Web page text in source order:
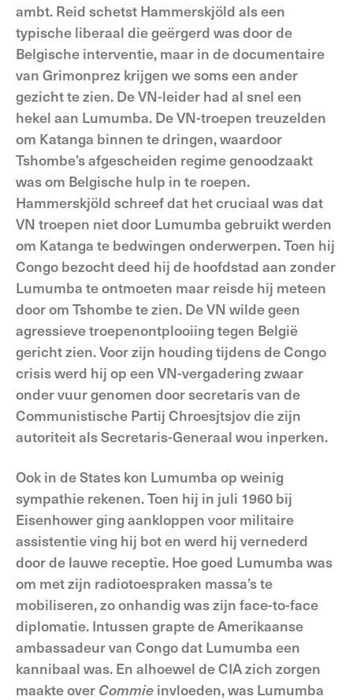
ambt. Reid schetst Hammerskjöld als een
typische liberaal die geërgerd was door de
Belgische interventie, maar in de documentaire
van Grimonprez krijgen we soms een ander
gezicht te zien. De VN-leider had al snel een
hekel aan Lumumba. De VN-troepen treuzelden
om Katanga binnen te dringen, waardoor
Tshombe’s afgescheiden regime genoodzaakt
was om Belgische hulp in te roepen.
Hammerskjöld schreef dat het cruciaal was dat
VN troepen niet door Lumumba gebruikt werden
om Katanga te bedwingen onderwerpen. Toen hij
Congo bezocht deed hij de hoofdstad aan zonder
Lumumba te ontmoeten maar reisde hij meteen
door om Tshombe te zien. De VN wilde geen
agressieve troepenontplooiing tegen België
gericht zien. Voor zijn houding tijdens de Congo
crisis werd hij op een VN-vergadering zwaar
onder vuur genomen door secretaris van de
Communistische Partij Chroesjtsjov die zijn
autoriteit als Secretaris-Generaal wou inperken.
Ook in de States kon Lumumba op weinig
sympathie rekenen. Toen hij in juli 1960 bij
Eisenhower ging aankloppen voor militaire
assistentie ving hij bot en werd hij vernederd
door de lauwe receptie. Hoe goed Lumumba was
om met zijn radiotoespraken massa’s te
mobiliseren, zo onhandig was zijn face-to-face
diplomatie. Intussen grapte de Amerikaanse
ambassadeur van Congo dat Lumumba een
kannibaal was. En alhoewel de CIA zich zorgen
maakte over Commie invloeden, was Lumumba